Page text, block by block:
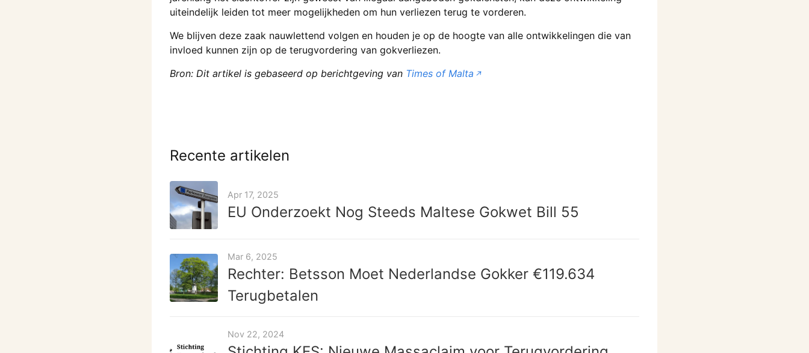
uiteindelijk leiden tot meer mogelijkheden om hun verliezen terug te vorderen.
We blijven deze zaak nauwlettend volgen en houden je op de hoogte van alle ontwikkelingen die van
invloed kunnen zijn op de terugvordering van gokverliezen.
Bron: Dit artikel is gebaseerd op berichtgeving van Times of Malta ↗
Recente artikelen
Apr 17, 2025
EU Onderzoekt Nog Steeds Maltese Gokwet Bill 55
Mar 6, 2025
Rechter: Betsson Moet Nederlandse Gokker €119.634
Terugbetalen
Nov 22, 2024